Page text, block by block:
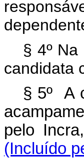
§ 4º
candidata
§ 5º A
pelo
(Incluído